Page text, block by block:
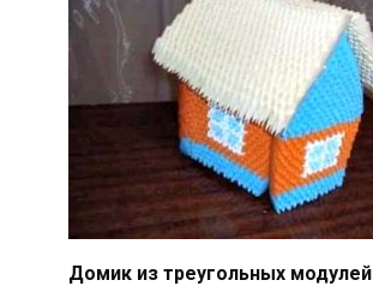
Домик из треугольных модулей